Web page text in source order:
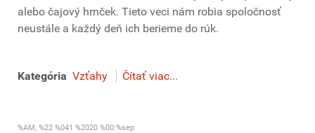
alebo čajový hrnček. Tieto veci nám robia spoločnosť
neustále a každý deň ich berieme do rúk.
Kategória Vzťahy Čítať viac...
%AM, %22 %041 %2020 %00:%sep